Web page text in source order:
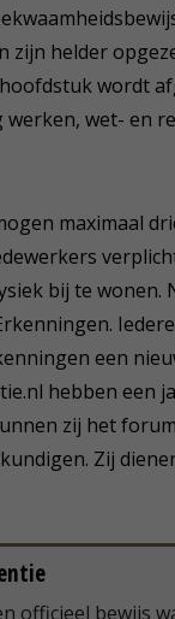
zijn helder
wordt
wet- en
maximaal
bij te
een
hebben een
zij het
Zij
officieel bewijs